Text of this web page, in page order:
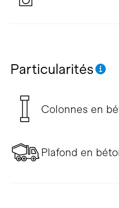
Particularités
Colonnes en
Plafond en